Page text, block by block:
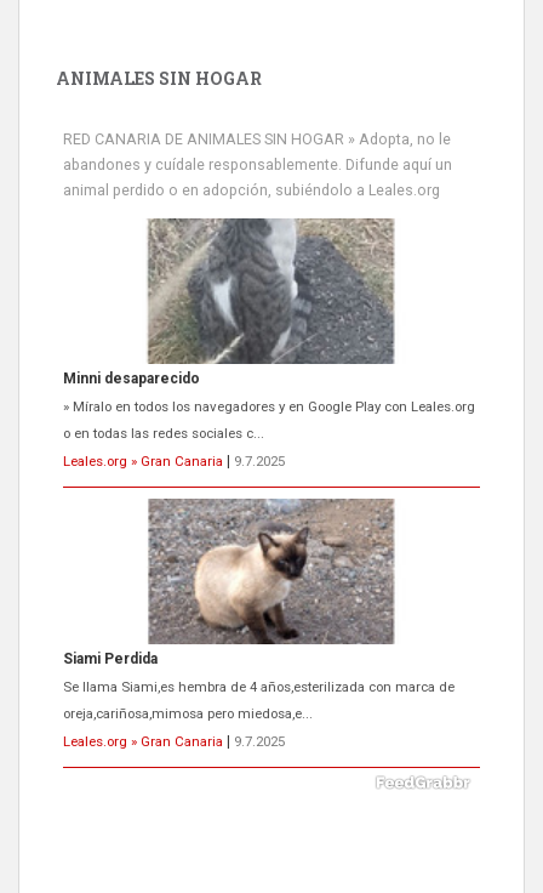
ANIMALES SIN HOGAR
RED CANARIA DE ANIMALES SIN HOGAR » Adopta, no le
abandones y cuídale responsablemente. Difunde aquí un
animal perdido o en adopción, subiéndolo a Leales.org
Minni desaparecido
» Míralo en todos los navegadores y en Google Play con Leales.org
o en todas las redes sociales c...
Leales.org » Gran Canaria
9.7.2025
Siami Perdida
Se llama Siami,es hembra de 4 años,esterilizada con marca de
oreja,cariñosa,mimosa pero miedosa,e...
Leales.org » Gran Canaria
9.7.2025